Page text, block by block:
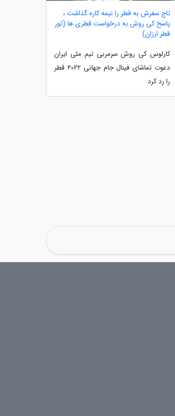
تاج سفرش به قطر را نیمه کاره گذاشت ،
پاسخ کی روش به درخواست قطری ها (تور
قطر ارزان)
کارلوس کی روش سرمربی تیم ملی ایران
دعوت تماشای فینال جام جهانی 2022 قطر
را رد کرد.